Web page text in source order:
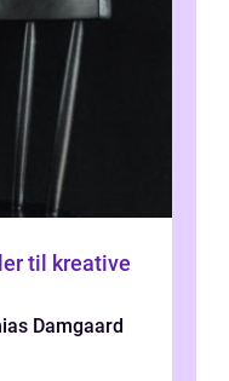
til kreative
Damgaard